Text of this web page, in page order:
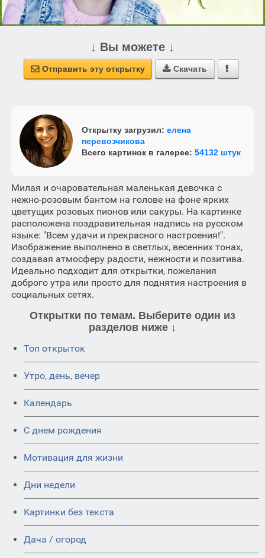
↓ Вы можете ↓
 Отправить эту открытку  Скачать 
Открытку загрузил: елена
перевозчикова
Всего картинок в галерее: 54132 штук
Милая и очаровательная маленькая девочка с
нежно-розовым бантом на голове на фоне ярких
цветущих розовых пионов или сакуры. На картинке
расположена поздравительная надпись на русском
языке: "Всем удачи и прекрасного настроения!".
Изображение выполнено в светлых, весенних тонах,
создавая атмосферу радости, нежности и позитива.
Идеально подходит для открытки, пожелания
доброго утра или просто для поднятия настроения в
социальных сетях.
Открытки по темам. Выберите один из
разделов ниже ↓
Топ открыток
Утро, день, вечер
Календарь
C днем рождения
Мотивация для жизни
Дни недели
Картинки без текста
Дача / огород